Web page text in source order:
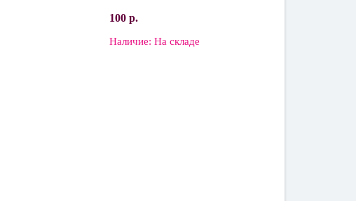
100 р.
В корзину
Наличие: На складе